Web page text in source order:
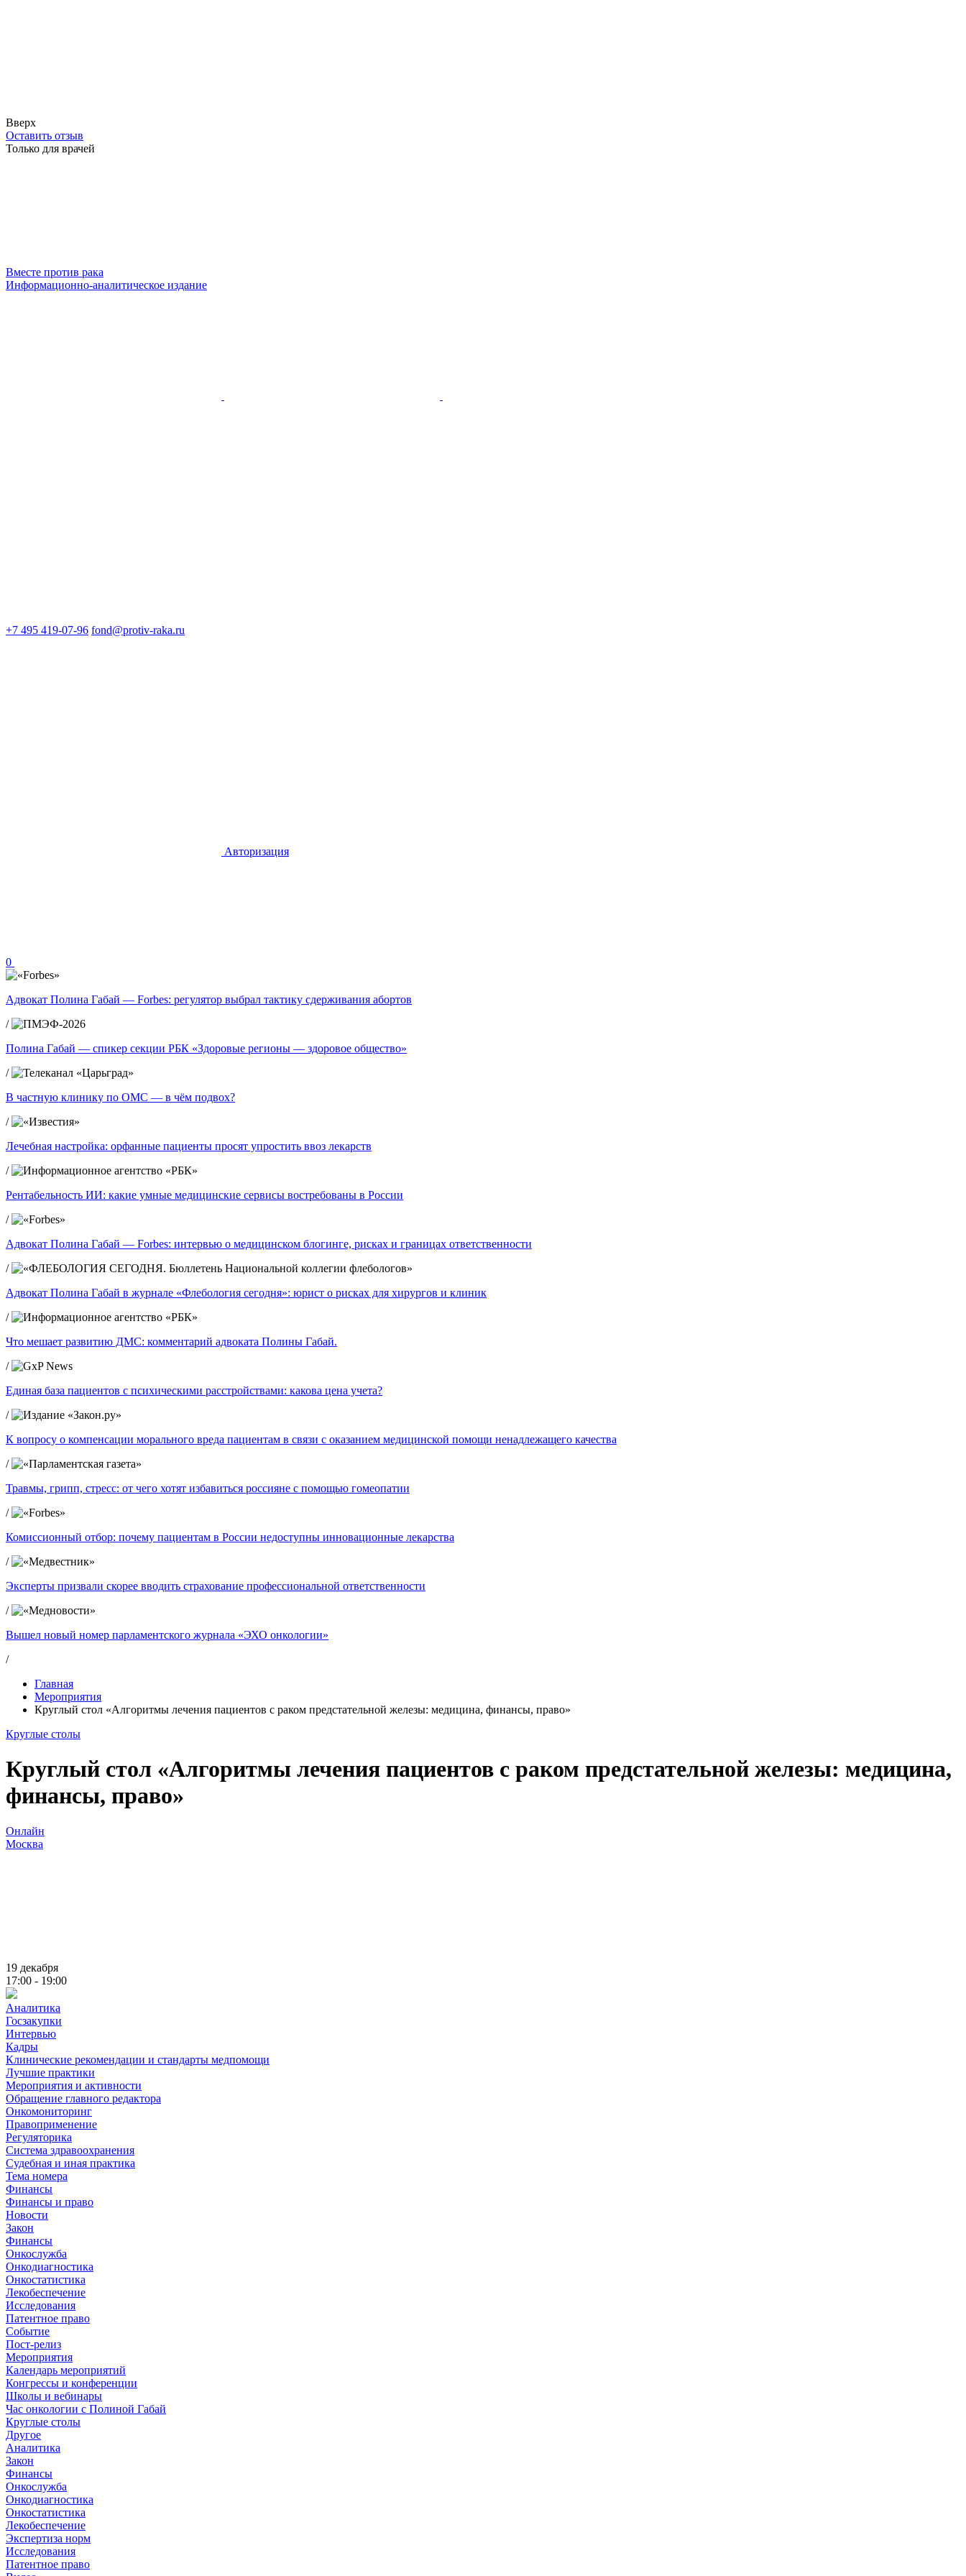
Вверх
Оставить отзыв
Только для врачей
Вместе против рака
Информационно-аналитическое издание
+7 495 419-07-96 fond@protiv-raka.ru
Авторизация
0
Адвокат Полина Габай — Forbes: регулятор выбрал тактику сдерживания абортов
/
Полина Габай — спикер секции РБК «Здоровые регионы — здоровое общество»
/
В частную клинику по ОМС — в чём подвох?
/
Лечебная настройка: орфанные пациенты просят упростить ввоз лекарств
/
Рентабельность ИИ: какие умные медицинские сервисы востребованы в России
/
Адвокат Полина Габай — Forbes: интервью о медицинском блогинге, рисках и границах ответственности
/
Адвокат Полина Габай в журнале «Флебология сегодня»: юрист о рисках для хирургов и клиник
/
Что мешает развитию ДМС: комментарий адвоката Полины Габай.
/
Единая база пациентов с психическими расстройствами: какова цена учета?
/
К вопросу о компенсации морального вреда пациентам в связи с оказанием медицинской помощи ненадлежащего качества
/
Травмы, грипп, стресс: от чего хотят избавиться россияне с помощью гомеопатии
/
Комиссионный отбор: почему пациентам в России недоступны инновационные лекарства
/
Эксперты призвали скорее вводить страхование профессиональной ответственности
/
Вышел новый номер парламентского журнала «ЭХО онкологии»
/
Главная
Мероприятия
Круглый стол «Алгоритмы лечения пациентов с раком предстательной железы: медицина, финансы, право»
Круглые столы
Круглый стол «Алгоритмы лечения пациентов с раком предстательной железы: медицина,
финансы, право»
Онлайн
Москва
19 декабря
17:00 - 19:00
Аналитика
Госзакупки
Интервью
Кадры
Клинические рекомендации и стандарты медпомощи
Лучшие практики
Мероприятия и активности
Обращение главного редактора
Онкомониторинг
Правоприменение
Регуляторика
Система здравоохранения
Судебная и иная практика
Тема номера
Финансы
Финансы и право
Новости
Закон
Финансы
Онкослужба
Онкодиагностика
Онкостатистика
Лекобеспечение
Исследования
Патентное право
Событие
Пост-релиз
Мероприятия
Календарь мероприятий
Конгрессы и конференции
Школы и вебинары
Час онкологии с Полиной Габай
Круглые столы
Другое
Аналитика
Закон
Финансы
Онкослужба
Онкодиагностика
Онкостатистика
Лекобеспечение
Экспертиза норм
Исследования
Патентное право